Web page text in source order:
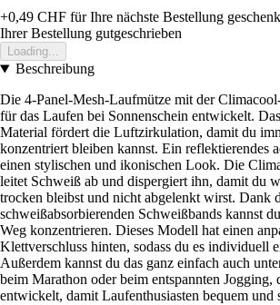
+0,49 CHF für Ihre nächste Bestellung
Ihrer Bestellung gutgeschrieben
Loading...
Beschreibung
Die 4-Panel-Mesh-Laufmütze mit der
für das Laufen bei Sonnenschein entwickelt.
Material fördert die Luftzirkulation, damit du
konzentriert bleiben kannst. Ein reflektierendes
einen stylischen und ikonischen Look. Die
leitet Schweiß ab und dispergiert ihn, damit du
trocken bleibst und nicht abgelenkt wirst. Dank
schweißabsorbierenden Schweißbands kannst
Weg konzentrieren. Dieses Modell hat einen
Klettverschluss hinten, sodass du es individuell
Außerdem kannst du das ganz einfach auch
beim Marathon oder beim entspannten Jogging,
entwickelt, damit Laufenthusiasten bequem und